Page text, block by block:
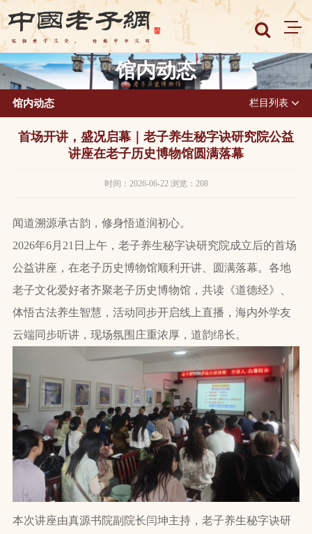
馆内动态
馆内动态 栏目列表
首场开讲，盛况启幕｜老子养生秘字诀研究院公益
讲座在老子历史博物馆圆满落幕
时间：2026-06-22 浏览：208
闻道溯源承古韵，修身悟道润初心。
2026年6月21日上午，老子养生秘字诀研究院成立后的首场
公益讲座，在老子历史博物馆顺利开讲、圆满落幕。各地
老子文化爱好者齐聚老子历史博物馆，共读《道德经》、
体悟古法养生智慧，活动同步开启线上直播，海内外学友
云端同步听讲，现场氛围庄重浓厚，道韵绵长。
本次讲座由真源书院副院长闫坤主持，老子养生秘字诀研